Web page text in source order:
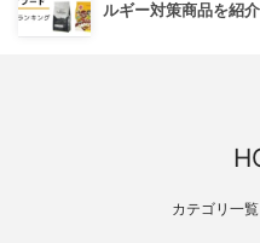
ルギー対策商品を紹介
カテゴリ一覧